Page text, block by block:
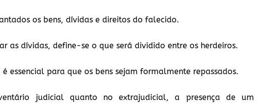
os bens, dívidas e direitos do falecido.
as dívidas, define-se o que será dividido entre os herdeiros.
é essencial para que os bens sejam formalmente repassados.
judicial quanto no extrajudicial, a presença de um